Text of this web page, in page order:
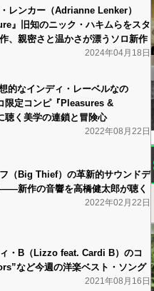
レンカー（Adrianne Lenker）
』旧知のニック・ハキムらをスタ
、親密さと温かさが漂うソロ新作
2024年04月18日
的なインディ・レーベルなの
定コンピ『Pleasures &
聴く美学の連鎖と冒険心
2022年08月22日
（Big Thief）の革新的サウンドデ
新作の音響を高橋健太郎が聴く
2022年02月22日
・B（Lizzo feat. Cardi B）のコ
など今週の洋楽ベスト・ソング
2021年08月16日